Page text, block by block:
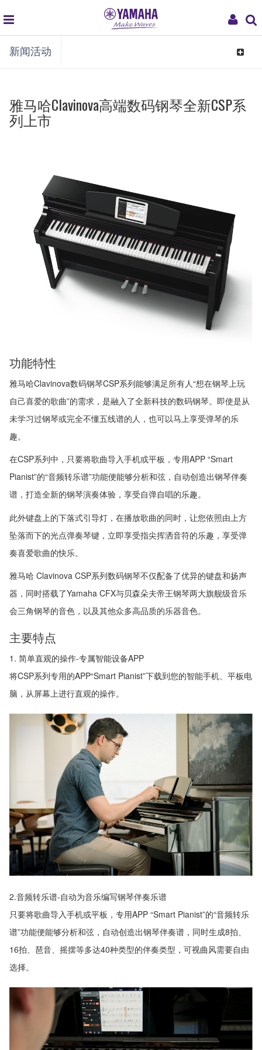
My
global
navigation
新闻活动
Toggle
雅马哈Clavinova高端数码钢琴全新CSP系
列上市
功能特性
雅马哈Clavinova数码钢琴CSP系列能够满足所有人“想在钢琴上玩
自己喜爱的歌曲”的需求，是融入了全新科技的数码钢琴。即使是从
未学习过钢琴或完全不懂五线谱的人，也可以马上享受弹琴的乐
趣。
在CSP系列中，只要将歌曲导入手机或平板，专用APP “Smart
Pianist”的“音频转乐谱”功能便能够分析和弦，自动创造出钢琴伴奏
谱，打造全新的钢琴演奏体验，享受自弹自唱的乐趣。
此外键盘上的下落式引导灯，在播放歌曲的同时，让您依照由上方
坠落而下的光点弹奏琴键，立即享受指尖挥洒音符的乐趣，享受弹
奏喜爱歌曲的快乐。
雅马哈 Clavinova CSP系列数码钢琴不仅配备了优异的键盘和扬声
器，同时搭载了Yamaha CFX与贝森朵夫帝王钢琴两大旗舰级音乐
会三角钢琴的音色，以及其他众多高品质的乐器音色。
主要特点
1. 简单直观的操作-专属智能设备APP
将CSP系列专用的APP“Smart Pianist”下载到您的智能手机、平板电
脑，从屏幕上进行直观的操作。
2.音频转乐谱-自动为音乐编写钢琴伴奏乐谱
只要将歌曲导入手机或平板，专用APP “Smart Pianist”的“音频转乐
谱”功能便能够分析和弦，自动创造出钢琴伴奏谱，同时生成8拍、
16拍、琶音、摇摆等多达40种类型的伴奏类型，可视曲风需要自由
选择。